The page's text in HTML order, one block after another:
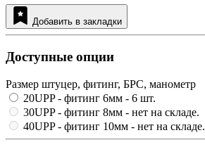
Добавить в закладки
Доступные опции
Размер штуцер, фитинг, БРС, манометр
20UPP - фитинг 6мм - 6 шт.
30UPP - фитинг 8мм - нет на складе.
40UPP - фитинг 10мм - нет на складе.